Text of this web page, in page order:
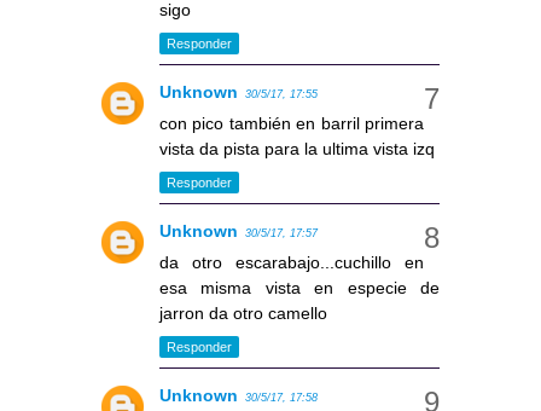
sigo
Responder
Unknown 30/5/17, 17:55
con pico también en barril primera
vista da pista para la ultima vista izq
Responder
Unknown 30/5/17, 17:57
da otro escarabajo...cuchillo en
esa misma vista en especie de
jarron da otro camello
Responder
Unknown 30/5/17, 17:58